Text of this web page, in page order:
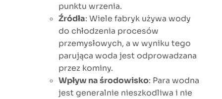
punktu wrzenia.
Źródła: Wiele fabryk używa wody
do chłodzenia procesów
przemysłowych, a w wyniku tego
parująca woda jest odprowadzana
przez kominy.
Wpływ na środowisko: Para wodna
jest generalnie nieszkodliwa i nie